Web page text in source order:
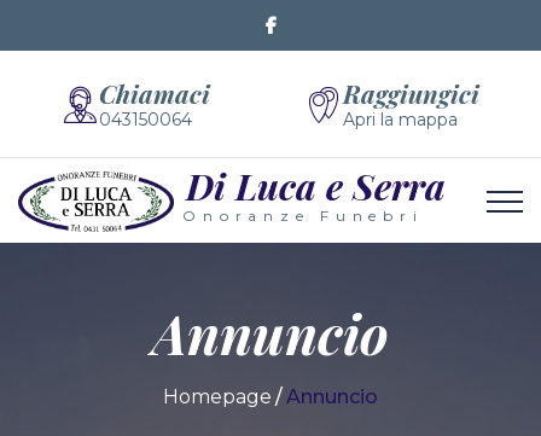
Chiamaci
043150064
Raggiungici
Apri la mappa
Di Luca e Serra
Onoranze Funebri
Annuncio
Homepage Annuncio